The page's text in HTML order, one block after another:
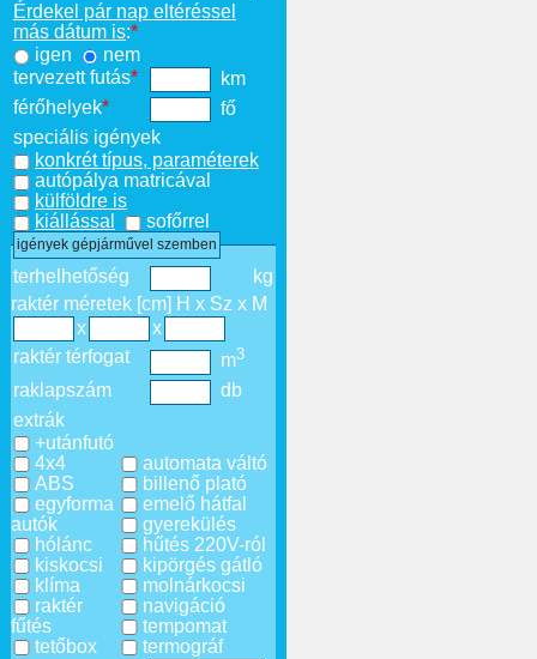
Érdekel pár nap eltéréssel
más dátum is:*
igen
nem
tervezett futás*
km
férőhelyek*
fő
speciális igények
konkrét típus, paraméterek
autópálya matricával
külföldre is
kiállással
sofőrrel
igények gépjárművel szemben
terhelhetőség
kg
raktér méretek [cm] H x Sz x M
x
x
raktér térfogat
m3
raklapszám
db
extrák
+utánfutó
4x4
ABS
egyforma
autók
hólánc
kiskocsi
klíma
raktér
fűtés
tetőbox
automata váltó
billenő plató
emelő hátfal
gyerekülés
hűtés 220V-ról
kipörgés gátló
molnárkocsi
navigáció
tempomat
termográf